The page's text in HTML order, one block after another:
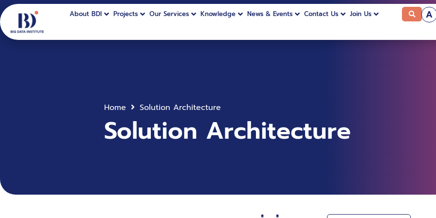
About BDI Projects Our Services Knowledge News & Events Contact Us Join Us A
Home Solution Architecture
Solution Architecture